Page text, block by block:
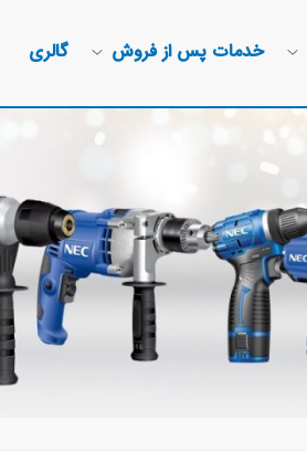
خدمات پس از فروش گالری